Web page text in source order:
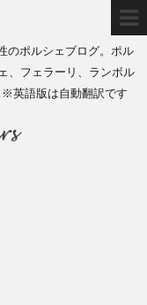
のポルシェブログ。ポル
、フェラーリ、ランボル
英語版は自動翻訳です